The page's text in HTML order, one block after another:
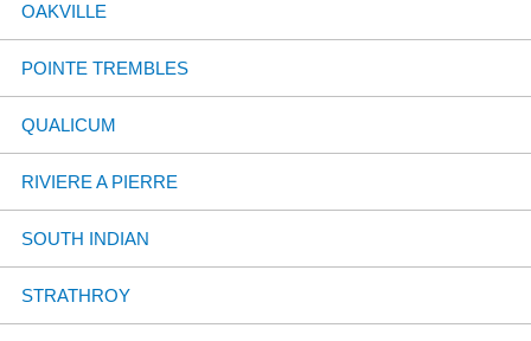
OAKVILLE
POINTE TREMBLES
QUALICUM
RIVIERE A PIERRE
SOUTH INDIAN
STRATHROY